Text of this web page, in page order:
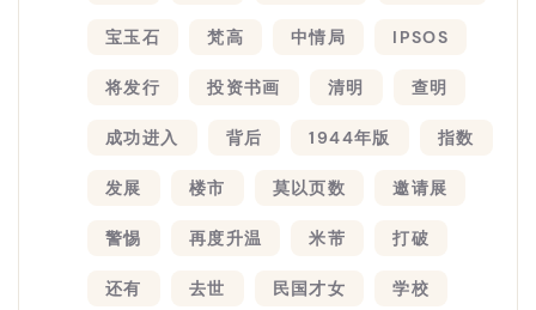
宝玉石 梵高 中情局 IPSOS
将发行 投资书画 清明 查明
成功进入 背后 1944年版 指数
发展 楼市 莫以页数 邀请展
警惕 再度升温 米芾 打破
还有 去世 民国才女 学校